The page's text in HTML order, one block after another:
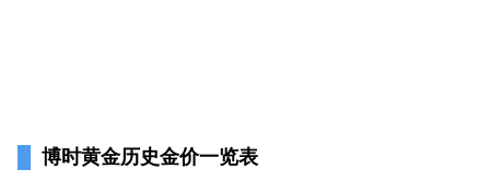
博时黄金历史金价一览表